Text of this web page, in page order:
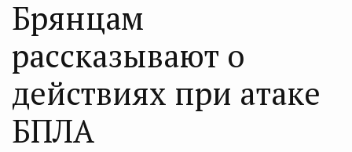
Брянцaм
раcсказывают о
действиях при атаке
БПЛА